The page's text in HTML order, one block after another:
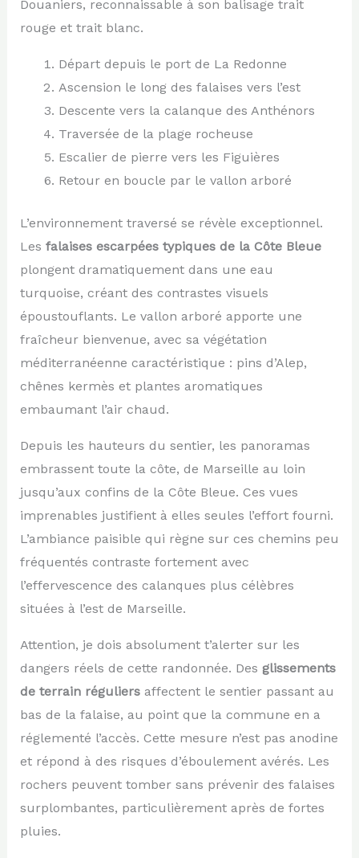
Douaniers, reconnaissable à son balisage trait
rouge et trait blanc.
Départ depuis le port de La Redonne
Ascension le long des falaises vers l’est
Descente vers la calanque des Anthénors
Traversée de la plage rocheuse
Escalier de pierre vers les Figuières
Retour en boucle par le vallon arboré
L’environnement traversé se révèle exceptionnel.
Les falaises escarpées typiques de la Côte Bleue
plongent dramatiquement dans une eau
turquoise, créant des contrastes visuels
époustouflants. Le vallon arboré apporte une
fraîcheur bienvenue, avec sa végétation
méditerranéenne caractéristique : pins d’Alep,
chênes kermès et plantes aromatiques
embaumant l’air chaud.
Depuis les hauteurs du sentier, les panoramas
embrassent toute la côte, de Marseille au loin
jusqu’aux confins de la Côte Bleue. Ces vues
imprenables justifient à elles seules l’effort fourni.
L’ambiance paisible qui règne sur ces chemins peu
fréquentés contraste fortement avec
l’effervescence des calanques plus célèbres
situées à l’est de Marseille.
Attention, je dois absolument t’alerter sur les
dangers réels de cette randonnée. Des glissements
de terrain réguliersaffectent le sentier passant au
bas de la falaise, au point que la commune en a
réglementé l’accès. Cette mesure n’est pas anodine
et répond à des risques d’éboulement avérés. Les
rochers peuvent tomber sans prévenir des falaises
surplombantes, particulièrement après de fortes
pluies.